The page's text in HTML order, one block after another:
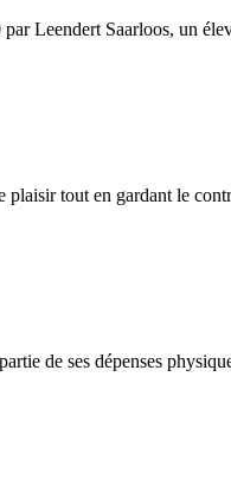
Leendert Saarloos, un
tout en gardant le
de ses dépenses